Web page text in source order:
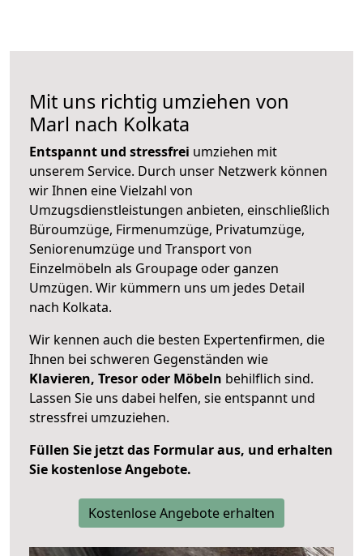
Mit uns richtig umziehen von
Marl nach Kolkata
Entspannt und stressfrei umziehen mit
unserem Service. Durch unser Netzwerk können
wir Ihnen eine Vielzahl von
Umzugsdienstleistungen anbieten, einschließlich
Büroumzüge, Firmenumzüge, Privatumzüge,
Seniorenumzüge und Transport von
Einzelmöbeln als Groupage oder ganzen
Umzügen. Wir kümmern uns um jedes Detail
nach Kolkata.
Wir kennen auch die besten Expertenfirmen, die
Ihnen bei schweren Gegenständen wie
Klavieren, Tresor oder Möbeln behilflich sind.
Lassen Sie uns dabei helfen, sie entspannt und
stressfrei umzuziehen.
Füllen Sie jetzt das Formular aus, und erhalten
Sie kostenlose Angebote.
Kostenlose Angebote erhalten